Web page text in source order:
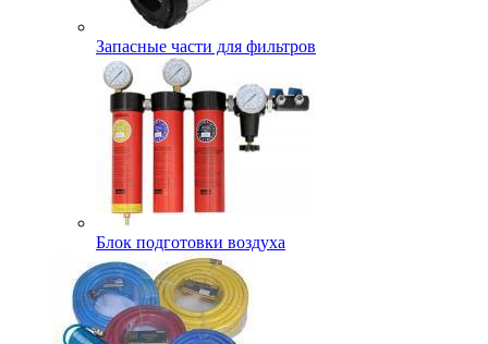
Запасные части для фильтров
Блок подготовки воздуха